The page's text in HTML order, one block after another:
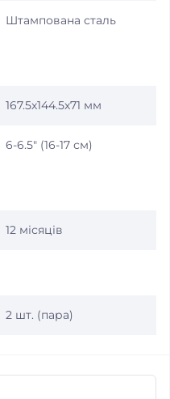
Штампована сталь
167.5х144.5х71 мм
6-6.5″ (16-17 см)
12 місяців
2 шт. (пара)